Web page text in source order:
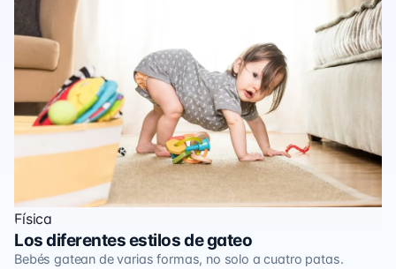
Física
Los diferentes estilos de gateo
Bebés gatean de varias formas, no solo a cuatro patas.